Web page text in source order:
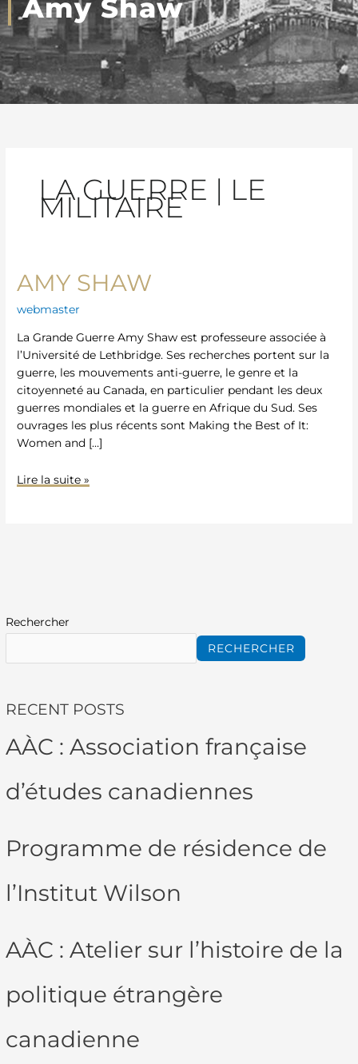
Amy Shaw
Rechercher
RECHERCHER
RECENT POSTS
AÀC : Association française
d’études canadiennes
Programme de résidence de
l’Institut Wilson
AÀC : Atelier sur l’histoire de la
politique étrangère
canadienne
LA GUERRE | LE
MILITAIRE
AMY SHAW
webmaster
La Grande Guerre Amy Shaw est professeure associée à
l’Université de Lethbridge. Ses recherches portent sur la
guerre, les mouvements anti-guerre, le genre et la
citoyenneté au Canada, en particulier pendant les deux
guerres mondiales et la guerre en Afrique du Sud. Ses
ouvrages les plus récents sont Making the Best of It:
Women and […]
Amy
Shaw
Lire la suite »